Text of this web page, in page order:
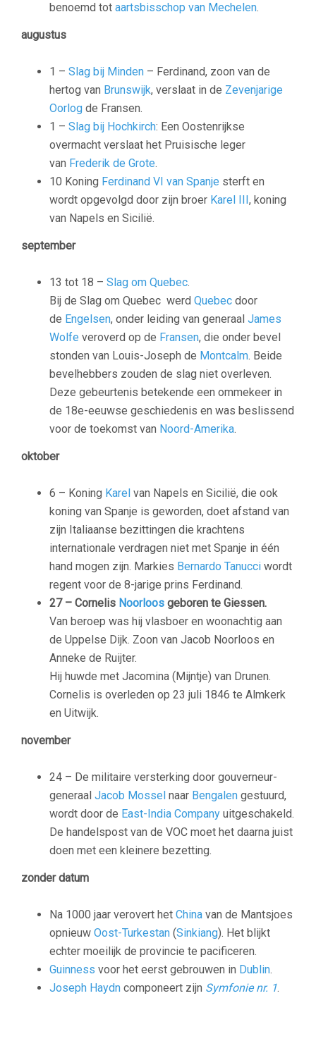
benoemd tot aartsbisschop van Mechelen.
augustus
1 – Slag bij Minden – Ferdinand, zoon van de
hertog van Brunswijk, verslaat in de Zevenjarige
Oorlog de Fransen.
1 – Slag bij Hochkirch: Een Oostenrijkse
overmacht verslaat het Pruisische leger
van Frederik de Grote.
10 Koning Ferdinand VI van Spanje sterft en
wordt opgevolgd door zijn broer Karel III, koning
van Napels en Sicilië.
september
13 tot 18 – Slag om Quebec.
Bij de Slag om Quebec werd Quebec door
de Engelsen, onder leiding van generaal James
Wolfe veroverd op de Fransen, die onder bevel
stonden van Louis-Joseph de Montcalm. Beide
bevelhebbers zouden de slag niet overleven.
Deze gebeurtenis betekende een ommekeer in
de 18e-eeuwse geschiedenis en was beslissend
voor de toekomst van Noord-Amerika.
oktober
6 – Koning Karel van Napels en Sicilië, die ook
koning van Spanje is geworden, doet afstand van
zijn Italiaanse bezittingen die krachtens
internationale verdragen niet met Spanje in één
hand mogen zijn. Markies Bernardo Tanucci wordt
regent voor de 8-jarige prins Ferdinand.
27 – Cornelis Noorloos geboren te Giessen.
Van beroep was hij vlasboer en woonachtig aan
de Uppelse Dijk. Zoon van Jacob Noorloos en
Anneke de Ruijter.
Hij huwde met Jacomina (Mijntje) van Drunen.
Cornelis is overleden op 23 juli 1846 te Almkerk
en Uitwijk.
november
24 – De militaire versterking door gouverneur-
generaal Jacob Mossel naar Bengalen gestuurd,
wordt door de East-India Company uitgeschakeld.
De handelspost van de VOC moet het daarna juist
doen met een kleinere bezetting.
zonder datum
Na 1000 jaar verovert het China van de Mantsjoes
opnieuw Oost-Turkestan (Sinkiang). Het blijkt
echter moeilijk de provincie te pacificeren.
Guinness voor het eerst gebrouwen in Dublin.
Joseph Haydn componeert zijn Symfonie nr. 1.